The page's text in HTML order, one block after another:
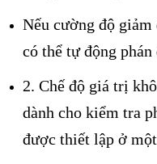
Nếu cường độ
có thể tự động
2. Chế độ giá trị
dành cho kiểm tra
được thiết lập ở